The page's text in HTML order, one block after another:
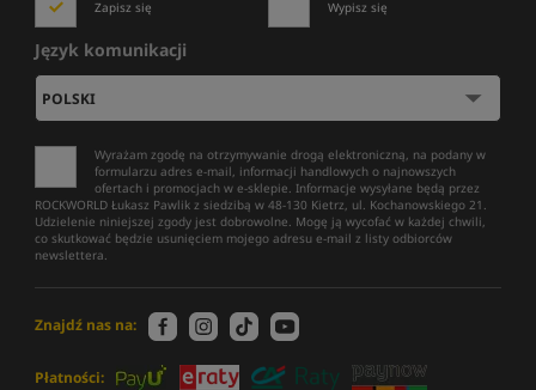
Zapisz się Wypisz się
Język komunikacji
Wyrażam zgodę na otrzymywanie drogą elektroniczną, na podany w
formularzu adres e-mail, informacji handlowych o najnowszych
ofertach i promocjach w e-sklepie. Informacje wysyłane będą przez
ROCKWORLD Łukasz Pawlik z siedzibą w 48-130 Kietrz, ul. Kochanowskiego 21.
Udzielenie niniejszej zgody jest dobrowolne. Mogę ją wycofać w każdej chwili,
co skutkować będzie usunięciem mojego adresu e-mail z listy odbiorców
newslettera.
Znajdź nas na:
Płatności: